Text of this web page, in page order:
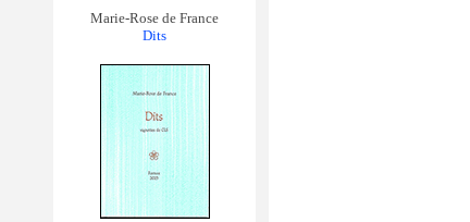
Marie-Rose de France
Dits